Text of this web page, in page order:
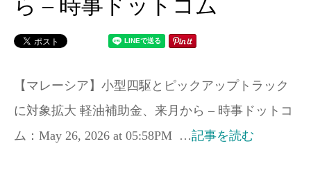
ら – 時事ドットコム
【マレーシア】小型四駆とピックアップトラック
に対象拡大 軽油補助金、来月から – 時事ドットコ
ム：May 26, 2026 at 05:58PM …記事を読む